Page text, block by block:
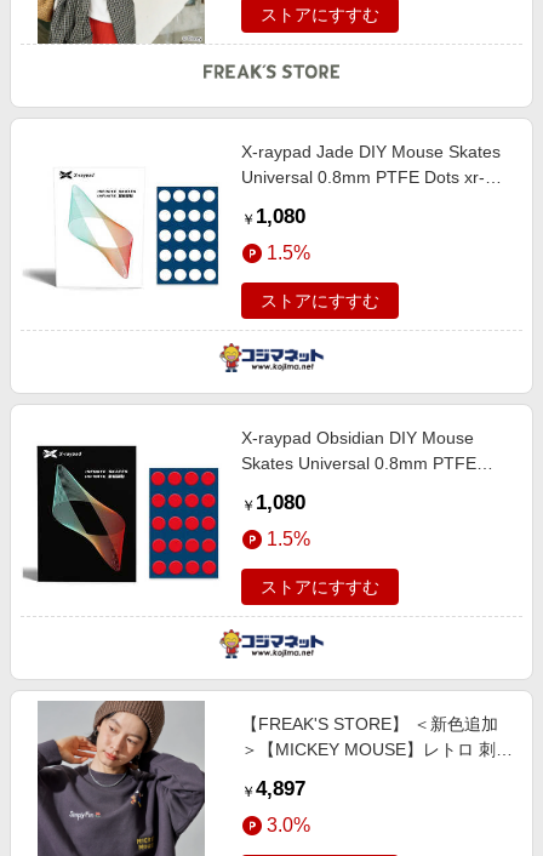
ストアにすすむ
X-raypad Jade DIY Mouse Skates
Universal 0.8mm PTFE Dots xr-
￥ 1,080
1.5%
ストアにすすむ
X-raypad Obsidian DIY Mouse
Skates Universal 0.8mm PTFE
uni-dots-08
￥ 1,080
1.5%
ストアにすすむ
【FREAK'S STORE】 ＜新色追加
＞【MICKEY MOUSE】レトロ 刺繍
￥ 4,897
3.0%